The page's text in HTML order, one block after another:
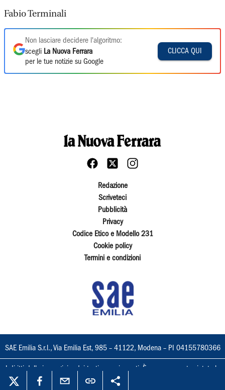
Fabio Terminali
Non lasciare decidere l'algoritmo:
scegli La Nuova Ferrara
per le tue notizie su Google
CLICCA QUI
Redazione
Scriveteci
Pubblicità
Privacy
Codice Etico e Modello 231
Cookie policy
Termini e condizioni
SAE Emilia S.r.l., Via Emilia Est, 985 – 41122, Modena – PI 04155780366
I diritti delle immagini e dei testi sono riservati. È espressamente vietata la
loro riproduzione con qualsiasi mezzo e l'adattamento totale o parziale.